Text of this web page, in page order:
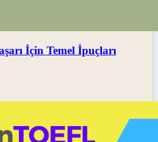
İçin Temel İpuçları